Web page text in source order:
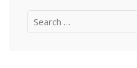
Search